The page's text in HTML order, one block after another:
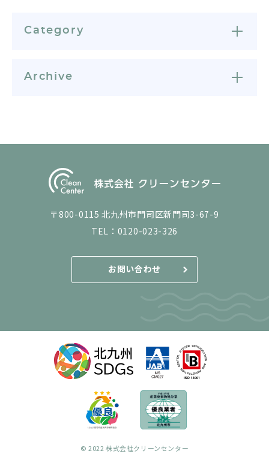
Category
Archive
〒800-0115 北九州市門司区新門司3-67-9
TEL： 0120-023-326
お問い合わせ
© 2022 株式会社クリーンセンター